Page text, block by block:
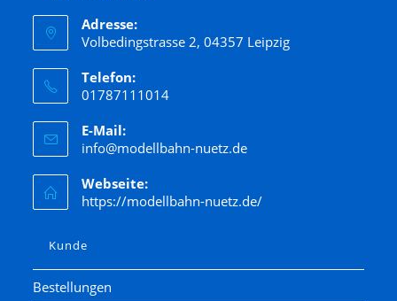
Adresse:
Volbedingstrasse 2, 04357 Leipzig
Telefon:
01787111014
E-Mail:
info@modellbahn-nuetz.de
Webseite:
https://modellbahn-nuetz.de/
Kunde
Bestellungen